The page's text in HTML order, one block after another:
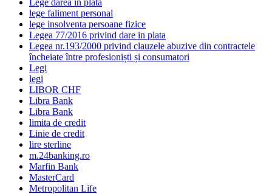
lege faliment personal
lege insolventa persoane fizice
Legea 77/2016 privind dare in plata
Legea nr.193/2000 privind clauzele abuzive din contractele
încheiate între profesioniști și consumatori
Legi
legi
LIBOR CHF
Libra Bank
Libra Bank
limita de credit
Linie de credit
lire sterline
m.24banking.ro
Marfin Bank
MasterCard
Metropolitan Life